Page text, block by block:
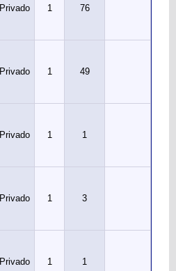
Privado 1 76
Privado 1 49
Privado 1 1
Privado 1 3
Privado 1 1